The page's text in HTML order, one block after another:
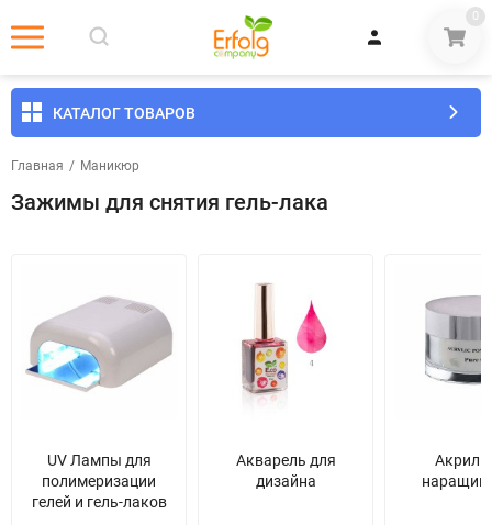
0
КАТАЛОГ ТОВАРОВ
Главная / Маникюр
Зажимы для снятия гель-лака
UV Лампы для
полимеризации
гелей и гель-лаков
Акварель для
дизайна
Акрил